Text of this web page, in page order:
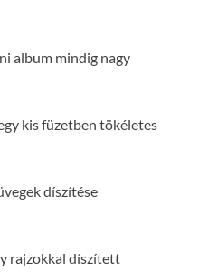
album mindig nagy
kis füzetben tökéletes
díszítése
rajzokkal díszített